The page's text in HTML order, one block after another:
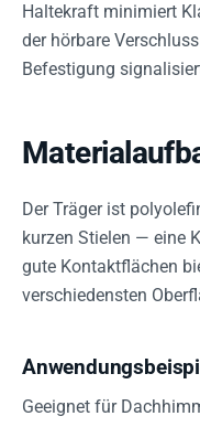
Haltekraft minimiert
der hörbare
Befestigung
Der Träger ist
kurzen Stielen — eine
gute Kontaktflächen
verschiedensten
Geeignet für